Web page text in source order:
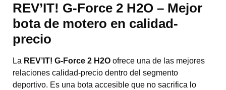
REV’IT! G-Force 2 H2O – Mejor
bota de motero en calidad-
precio
La REV’IT! G-Force 2 H2O ofrece una de las mejores
relaciones calidad-precio dentro del segmento
deportivo. Es una bota accesible que no sacrifica lo